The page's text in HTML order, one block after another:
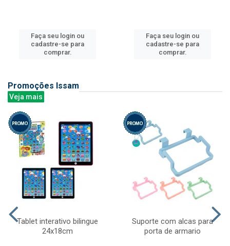
Faça seu login ou
cadastre-se para
comprar.
Faça seu login ou
cadastre-se para
comprar.
Promoções Issam
Veja mais
Tablet interativo bilingue
24x18cm
Suporte com alcas para
porta de armario